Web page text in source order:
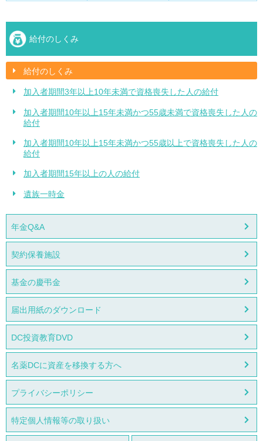
給付のしくみ
給付のしくみ
加入者期間3年以上10年未満で資格喪失した人の給付
加入者期間10年以上15年未満かつ55歳未満で資格喪失した人の
給付
加入者期間10年以上15年未満かつ55歳以上で資格喪失した人の
給付
加入者期間15年以上の人の給付
遺族一時金
年金Q&A
契約保養施設
基金の慶弔金
届出用紙のダウンロード
DC投資教育DVD
名薬DCに資産を移換する方へ
プライバシーポリシー
特定個人情報等の取り扱い